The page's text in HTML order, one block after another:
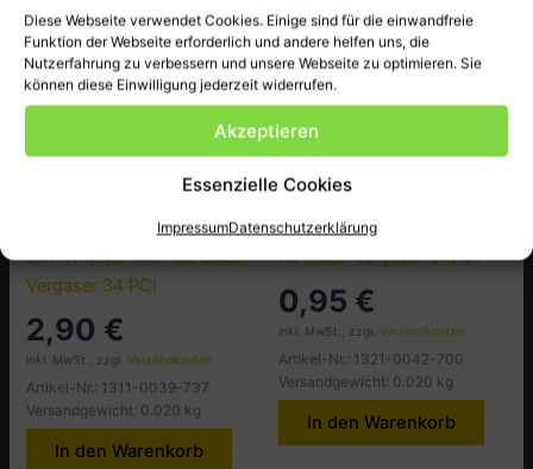
Diese Webseite verwendet Cookies. Einige sind für die einwandfreie
Funktion der Webseite erforderlich und andere helfen uns, die
Nutzerfahrung zu verbessern und unsere Webseite zu optimieren. Sie
können diese Einwilligung jederzeit widerrufen.
Akzeptieren
Essenzielle Cookies
ImpressumDatenschutzerklärung
SCHWIMMERACHSE Solex
Vergaser 34 PCI
2,90 €
inkl. MwSt., zzgl.Versandkosten
Artikel-Nr.: 1311-0039-737
Versandgewicht: 0.020 kg
In den Warenkorb
Motor/Vergaser Tafel 3
T3B004 Abstandsring CS
für Solex Vergaser 34PCI
0,95 €
inkl. MwSt., zzgl. Versandkosten
Artikel-Nr.: 1321-0042-700
Versandgewicht: 0.020 kg
In den Warenkorb